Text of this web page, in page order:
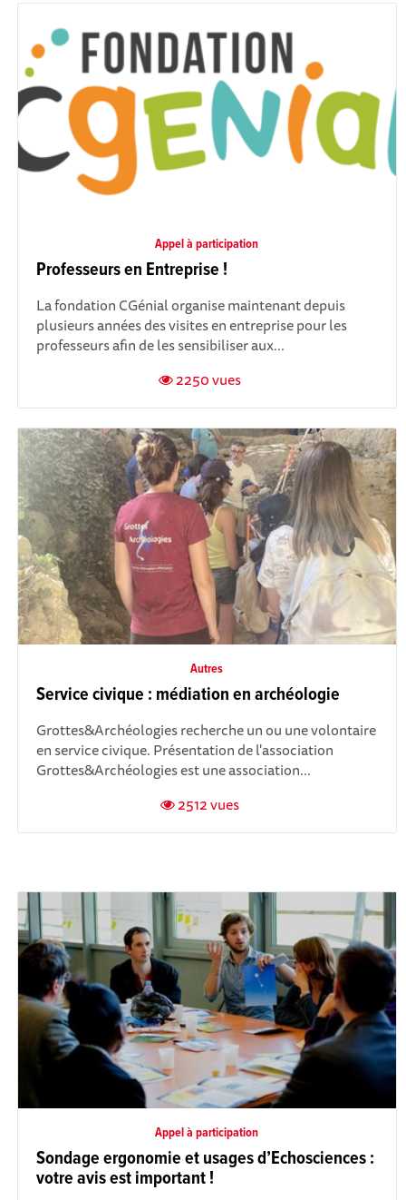
Appel à participation
Professeurs en Entreprise !
La fondation CGénial organise maintenant depuis
plusieurs années des visites en entreprise pour les
professeurs afin de les sensibiliser aux...
2250 vues
Autres
Service civique : médiation en archéologie
Grottes&Archéologies recherche un ou une volontaire
en service civique. Présentation de l'association
Grottes&Archéologies est une association...
2512 vues
Appel à participation
Sondage ergonomie et usages d’Echosciences :
votre avis est important !